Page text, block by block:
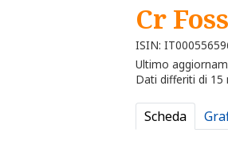
Cr
ISIN:
Ultimo
Dati differiti di 15
Scheda